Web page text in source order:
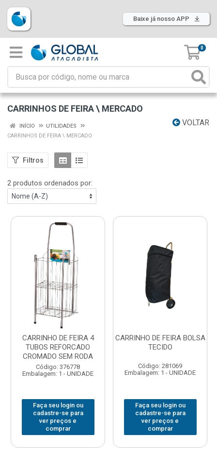
Baixe já nosso APP
0
CARRINHOS DE FEIRA \ MERCADO
VOLTAR
INÍCIO
UTILIDADES
CARRINHOS DE FEIRA \ MERCADO
Filtros
2 produtos ordenados por:
CARRINHO DE FEIRA 4
TUBOS REFORCADO
CROMADO SEM RODA
Código: 376778
Embalagem: 1 - UNIDADE
Faça seu login ou
cadastre-se para
ver preços e
comprar
CARRINHO DE FEIRA BOLSA
TECIDO
Código: 281069
Embalagem: 1 - UNIDADE
Faça seu login ou
cadastre-se para
ver preços e
comprar